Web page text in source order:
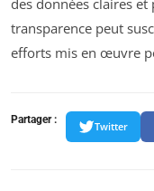
transparence peut
efforts mis en œuvre
Partager :
Twitter